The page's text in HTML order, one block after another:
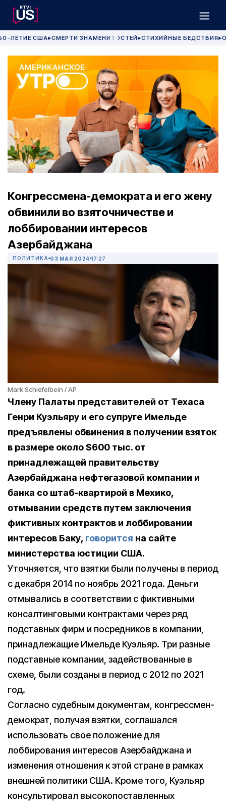
ЛЕТИЕ США▶СМЕРТИ ЗНАМЕНИТОСТЕЙ▶СТИХИЙНЫЕ БЕДСТВИЯ▶
Конгрессмена-демократа и его жену
обвинили во взяточничестве и
лоббировании интересов
Азербайджана
ПОЛИТИКА 03 МАЯ 2024 17:27
Mark Schiefelbein / AP
Члену Палаты представителей от Техаса
Генри Куэльяру и его супруге Имельде
предъявлены обвинения в получении взяток
в размере около $600 тыс. от
принадлежащей правительству
Азербайджана нефтегазовой компании и
банка со штаб-квартирой в Мехико,
отмывании средств путем заключения
фиктивных контрактов и лоббировании
интересов Баку, говорится на сайте
министерства юстиции США.
Уточняется, что взятки были получены в период
с декабря 2014 по ноябрь 2021 года. Деньги
отмывались в соответствии с фиктивными
консалтинговыми контрактами через ряд
подставных фирм и посредников в компании,
принадлежащие Имельде Куэльяр. Три разные
подставные компании, задействованные в
схеме, были созданы в период с 2012 по 2021
год.
Согласно судебным документам, конгрессмен-
демократ, получая взятки, соглашался
использовать свое положение для
лоббирования интересов Азербайджана и
изменения отношения к этой стране в рамках
внешней политики США. Кроме того, Куэльяр
консультировал высокопоставленных